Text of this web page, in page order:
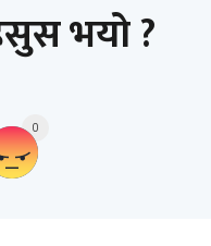
भयो ?
0